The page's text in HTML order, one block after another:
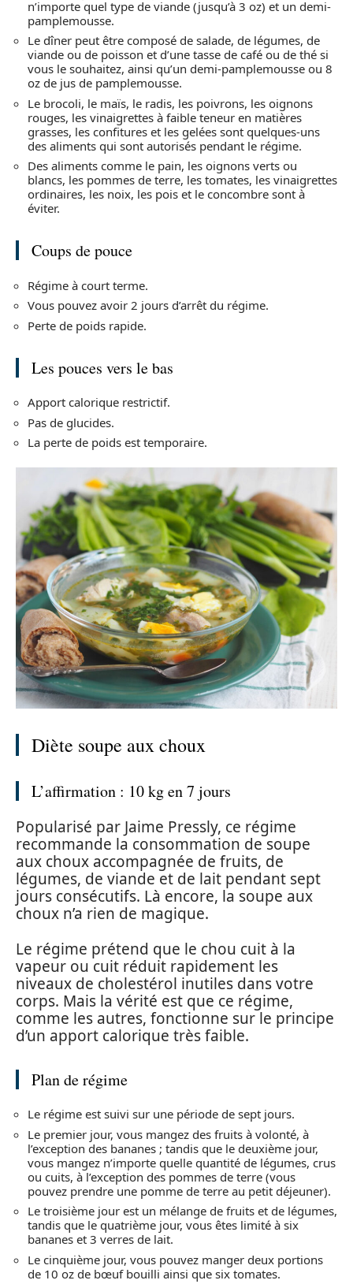
n’importe quel type de viande (jusqu’à 3 oz) et un demi-
pamplemousse.
Le dîner peut être composé de salade, de légumes, de
viande ou de poisson et d’une tasse de café ou de thé si
vous le souhaitez, ainsi qu’un demi-pamplemousse ou 8
oz de jus de pamplemousse.
Le brocoli, le maïs, le radis, les poivrons, les oignons
rouges, les vinaigrettes à faible teneur en matières
grasses, les confitures et les gelées sont quelques-uns
des aliments qui sont autorisés pendant le régime.
Des aliments comme le pain, les oignons verts ou
blancs, les pommes de terre, les tomates, les vinaigrettes
ordinaires, les noix, les pois et le concombre sont à
éviter.
Coups de pouce
Régime à court terme.
Vous pouvez avoir 2 jours d’arrêt du régime.
Perte de poids rapide.
Les pouces vers le bas
Apport calorique restrictif.
Pas de glucides.
La perte de poids est temporaire.
Diète soupe aux choux
L’affirmation : 10 kg en 7 jours
Popularisé par Jaime Pressly, ce régime
recommande la consommation de soupe
aux choux accompagnée de fruits, de
légumes, de viande et de lait pendant sept
jours consécutifs. Là encore, la soupe aux
choux n’a rien de magique.
Le régime prétend que le chou cuit à la
vapeur ou cuit réduit rapidement les
niveaux de cholestérol inutiles dans votre
corps. Mais la vérité est que ce régime,
comme les autres, fonctionne sur le principe
d’un apport calorique très faible.
Plan de régime
Le régime est suivi sur une période de sept jours.
Le premier jour, vous mangez des fruits à volonté, à
l’exception des bananes ; tandis que le deuxième jour,
vous mangez n’importe quelle quantité de légumes, crus
ou cuits, à l’exception des pommes de terre (vous
pouvez prendre une pomme de terre au petit déjeuner).
Le troisième jour est un mélange de fruits et de légumes,
tandis que le quatrième jour, vous êtes limité à six
bananes et 3 verres de lait.
Le cinquième jour, vous pouvez manger deux portions
de 10 oz de bœuf bouilli ainsi que six tomates.